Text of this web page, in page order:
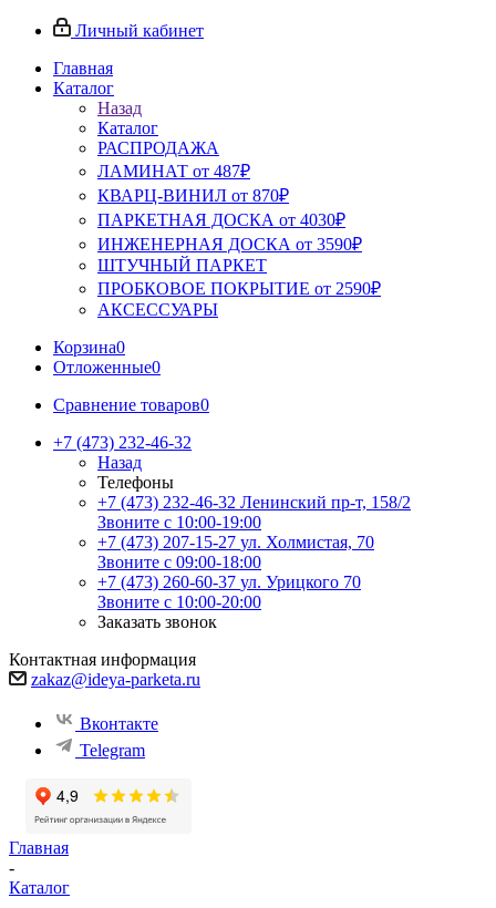
Личный кабинет
Главная
Каталог
Назад
Каталог
РАСПРОДАЖА
ЛАМИНАТ от 487₽
КВАРЦ-ВИНИЛ от 870₽
ПАРКЕТНАЯ ДОСКА от 4030₽
ИНЖЕНЕРНАЯ ДОСКА от 3590₽
ШТУЧНЫЙ ПАРКЕТ
ПРОБКОВОЕ ПОКРЫТИЕ от 2590₽
АКСЕССУАРЫ
Корзина0
Отложенные0
Сравнение товаров0
+7 (473) 232-46-32
Назад
Телефоны
+7 (473) 232-46-32 Ленинский пр-т, 158/2
Звоните с 10:00-19:00
+7 (473) 207-15-27 ул. Холмистая, 70
Звоните с 09:00-18:00
+7 (473) 260-60-37 ул. Урицкого 70
Звоните с 10:00-20:00
Заказать звонок
Контактная информация
zakaz@ideya-parketa.ru
Вконтакте
Telegram
Главная
-
Каталог